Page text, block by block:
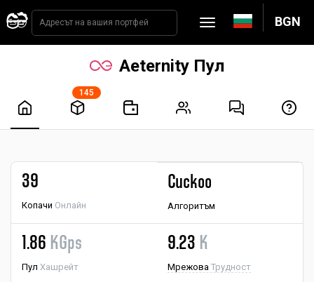
BGN
Aeternity Пул
145
39
Копачи Онлайн
Cuckoo
Алгоритъм
1.86 KGps
Пул Хашрейт
9.23 K
Мрежова Трудност